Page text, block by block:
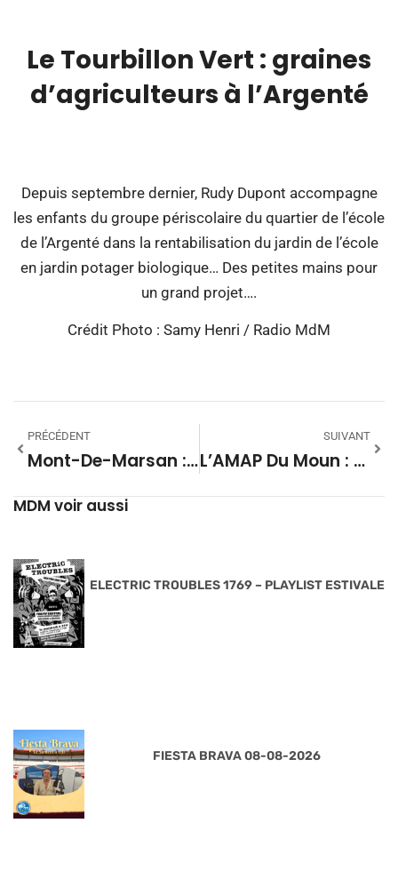
Le Tourbillon Vert : graines
d’agriculteurs à l’Argenté
Depuis septembre dernier, Rudy Dupont accompagne
les enfants du groupe périscolaire du quartier de l’école
de l’Argenté dans la rentabilisation du jardin de l’école
en jardin potager biologique… Des petites mains pour
un grand projet….
Crédit Photo : Samy Henri / Radio MdM
PRÉCÉDENT
Mont-De-Marsan : Un Repair Café Linux Mardi Soir À La MEC
SUIVANT
L’AMAP Du Moun : Penser Différemment, Consommer Autrement
MDM voir aussi
ELECTRIC TROUBLES 1769 – PLAYLIST ESTIVALE
FIESTA BRAVA 08-08-2026